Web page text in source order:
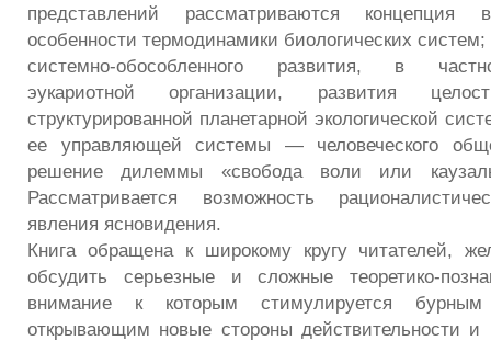
представлений рассматриваются концепция
особенности термодинамики биологических систем;
системно-обособленного развития, в
эукариотной организации, развития
структурированной планетарной экологической
ее управляющей системы — человеческого
решение дилеммы «свобода воли или
Рассматривается возможность
явления ясновидения.
Книга обращена к широкому кругу читателей,
обсудить серьезные и сложные теоретико-
внимание к которым стимулируется
открывающим новые стороны действительности